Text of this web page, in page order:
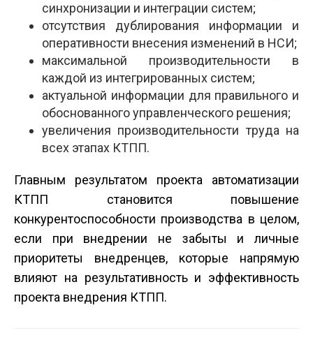
синхронизации и интеграции систем;
отсутствия дублирования информации и
оперативности внесения изменений в НСИ;
максимальной производительности в
каждой из интегрированных систем;
актуальной информации для правильного и
обоснованного управленческого решения;
увеличения производительности труда на
всех этапах КТПП.
Главным результатом проекта автоматизации
КТПП становится повышение
конкурентоспособности производства в целом,
если при внедрении не забыты и личные
приоритеты внедренцев, которые напрямую
влияют на результативность и эффективность
проекта внедрения КТПП.